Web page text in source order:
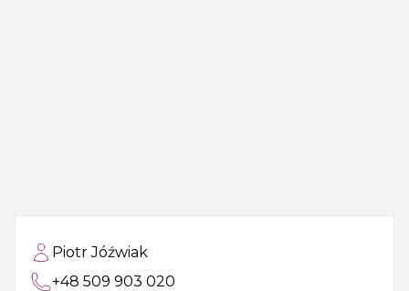
Piotr Jóźwiak
+48 509 903 020